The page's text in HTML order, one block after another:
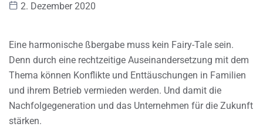
2. Dezember 2020
Eine harmonische ßbergabe muss kein Fairy-Tale sein.
Denn durch eine rechtzeitige Auseinandersetzung mit dem
Thema können Konflikte und Enttäuschungen in Familien
und ihrem Betrieb vermieden werden. Und damit die
Nachfolgegeneration und das Unternehmen für die Zukunft
stärken.